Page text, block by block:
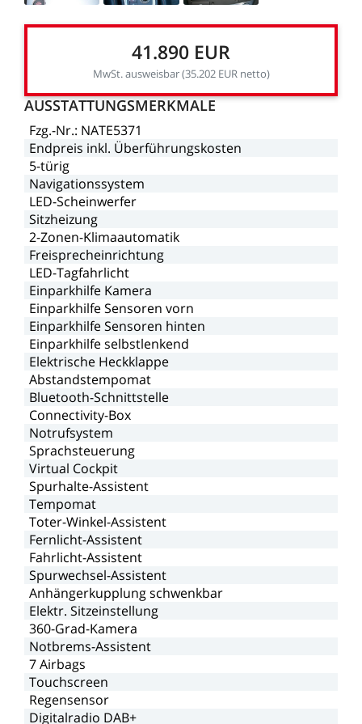
41.890 EUR
MwSt.ausweisbar(35.202 EUR netto)
AUSSTATTUNGSMERKMALE
Fzg.-Nr.: NATE5371
Endpreis inkl. Überführungskosten
5-türig
Navigationssystem
LED-Scheinwerfer
Sitzheizung
2-Zonen-Klimaautomatik
Freisprecheinrichtung
LED-Tagfahrlicht
Einparkhilfe Kamera
EinparkhilfeSensoren vorn
EinparkhilfeSensoren hinten
Einparkhilfeselbstlenkend
Elektrische Heckklappe
Abstandstempomat
Bluetooth-Schnittstelle
Connectivity-Box
Notrufsystem
Sprachsteuerung
Virtual Cockpit
Spurhalte-Assistent
Tempomat
Toter-Winkel-Assistent
Fernlicht-Assistent
Fahrlicht-Assistent
Spurwechsel-Assistent
Anhängerkupplungschwenkbar
Elektr. Sitzeinstellung
360-Grad-Kamera
Notbrems-Assistent
7Airbags
Touchscreen
Regensensor
Digitalradio DAB+